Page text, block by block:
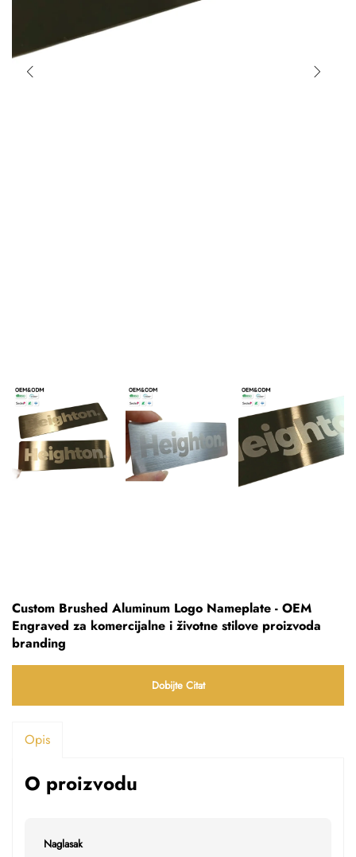
Custom Brushed Aluminum Logo Nameplate - OEM
Engraved za komercijalne i životne stilove proizvoda
branding
Dobijte Citat
Opis
O proizvodu
Naglasak